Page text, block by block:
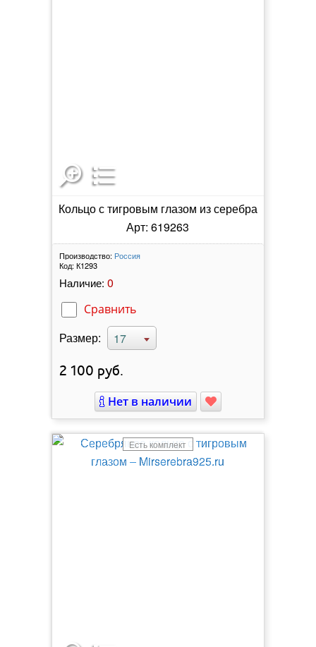
Кольцо с тигровым глазом из серебра
Арт: 619263
Производство: Россия
Код: К1293
Наличие: 0
Сравнить
Размер: 17
2 100 руб.
Нет в наличии
Есть комплект